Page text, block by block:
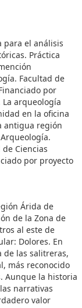
para el análisis
Práctica
Facultad de
por
La arqueología
en la oficina
antigua región
Ciencias
por proyecto
Árida de
de la Zona de
al este de
Dolores. En
de las salitreras,
más reconocido
Aunque la historia
narrativas
valor